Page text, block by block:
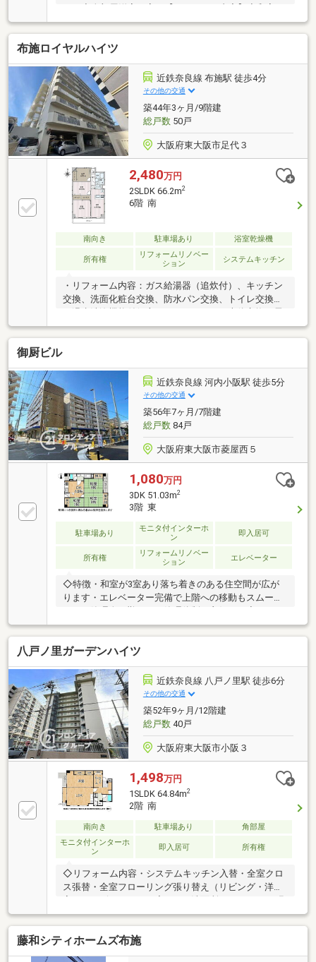
洋室に変更◇システムキッチン(食器洗い乾燥機付)交
換◇ユニットバス交換◇洗面化粧台交換◇トイレ一部
交換◇フローリング張替◇クッションフロア張替◇フ
ロアタイル張替◇全室クロス張替◇建具交換◇洗濯パ
ン交換◇給湯器交換◇カーテンレール設置◇シューズ
ボックス交換◇網戸張替◇ハウスクリーニング◆4駅3
路線利用可能◆周辺環境充実セブンイレブン近鉄河内
永和駅前店…徒歩3分関西スーパー永和店…徒歩5分桜橋
小学校…徒歩14分上小阪中学校…徒歩23分
布施ロイヤルハイツ
近鉄奈良線 布施駅 徒歩4分
その他の交通
築44年3ヶ月/9階建
総戸数50戸
大阪府東大阪市足代３
2,480万円
2SLDK 66.2m2
6階 南
南向き 駐車場あり 浴室乾燥機
所有権
リフォームリノベー
ション
システムキッチン
・リフォーム内容：ガス給湯器（追炊付）、キッチン
交換、洗面化粧台交換、防水パン交換、トイレ交換
気式浴室暖房乾燥機付）、フローリング材（LDK、廊
下、洋室、納戸）、キッチンパネル、クロス貼替（全
（玄関）、建具交換、カーテンレール交換、ハウスク
リーニング 等
御厨ビル
近鉄奈良線 河内小阪駅 徒歩5分
その他の交通
築56年7ヶ月/7階建
総戸数84戸
大阪府東大阪市菱屋西５
1,080万円
3DK 51.03m2
3階 東
駐車場あり
モニタ付インターホ
ン
即入居可
所有権
リフォームリノベー
ション
エレベーター
◇特徴・和室が3室あり落ち着きのある住空間が広が
ります・エレベーター完備で上階への移動もスムーズ
ーム内容・全室クロス貼替・洗面台新調・給湯機新
調・浴槽新調・TVモニターホン新調・畳表替え・ふす
ま貼替・ハウスクリーニング◇立地・東大阪市立高井
田東小学校まで徒歩約13分・東大阪市立長栄中学校ま
で徒歩約14分
八戸ノ里ガーデンハイツ
近鉄奈良線 八戸ノ里駅 徒歩6分
その他の交通
築52年9ヶ月/12階建
総戸数40戸
大阪府東大阪市小阪３
1,498万円
1SLDK 64.84m2
2階 南
南向き 駐車場あり
角部屋
モニタ付インターホ
ン
即入居可 所有権
◇リフォーム内容・システムキッチン入替・全室クロ
ス張替・全室フローリング張り替え（リビング・洋
替◇立地・東大阪市立八戸の里小学校まで徒歩約5
分・東大阪市立小阪中学校まで徒歩約18分◆◇弊社が
選ばれる理由◆◇1．お金の扱い方のプロ、ファイナ
ンシャルプランナーが資金計画をサポート！2．買い
藤和シティホームズ布施